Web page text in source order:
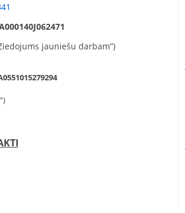
jauniešu darbam”)